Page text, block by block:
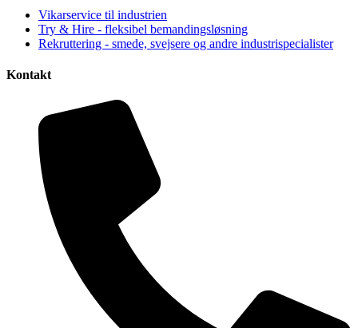
Vikarservice til industrien
Try & Hire - fleksibel bemandingsløsning
Rekruttering - smede, svejsere og andre industrispecialister
Kontakt